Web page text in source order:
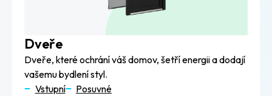
Dveře
Dveře, které ochrání váš domov, šetří energii a dodají
vašemu bydlení styl.
Vstupní
Posuvné